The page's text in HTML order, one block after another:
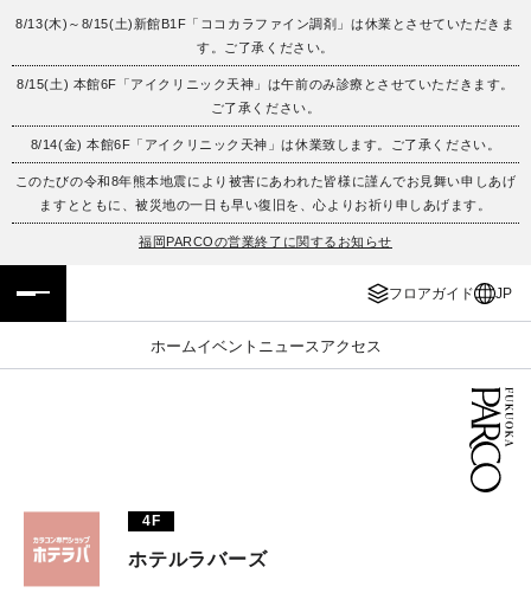
8/13(木)～8/15(土)新館B1F「ココカラファイン調剤」は休業とさせていただきま
す。ご了承ください。
8/15(土) 本館6F「アイクリニック天神」は午前のみ診療とさせていただきます。
ご了承ください。
8/14(金) 本館6F「アイクリニック天神」は休業致します。ご了承ください。
このたびの令和8年熊本地震により被害にあわれた皆様に謹んでお見舞い申しあげ
ますとともに、被災地の一日も早い復旧を、心よりお祈り申しあげます。
福岡PARCOの営業終了に関するお知らせ
フロアガイド JP
ホームイベント ニュース アクセス
フロアガイド
施設案内・アクセス
イベント・ポップアップ
レストラン・カフェ
ENGLISH
繁体字
簡体字
ภาษาไทย
4F
ホテルラバーズ